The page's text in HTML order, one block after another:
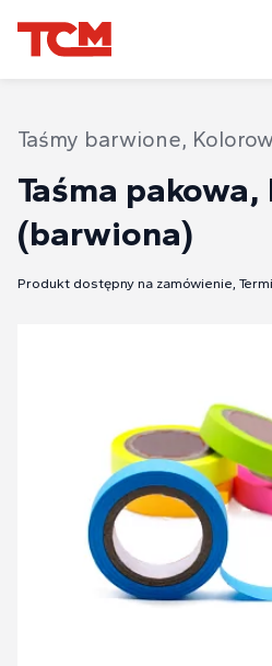
Taśmy barwione, Kolorowe
Taśma
(barwiona)
Produkt dostępny na zamówienie,